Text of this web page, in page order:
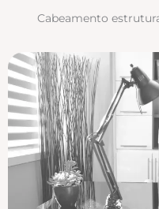
Cabeamento